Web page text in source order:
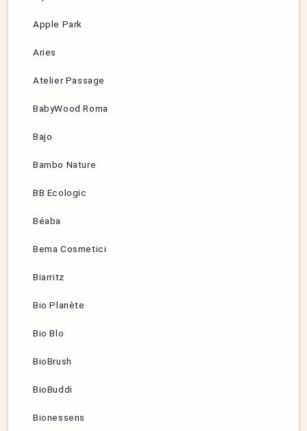
Apple Park
Aries
Atelier Passage
BabyWood Roma
Bajo
Bambo Nature
BB Ecologic
Béaba
Bema Cosmetici
Biarritz
Bio Planète
Bio Blo
BioBrush
BioBuddi
Bionessens